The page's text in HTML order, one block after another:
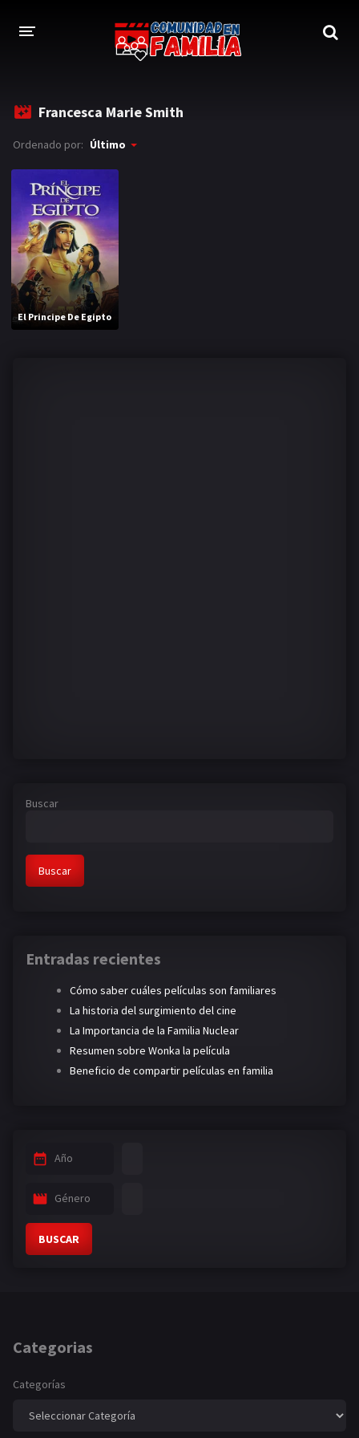
LOGIN
Francesca Marie Smith
Ordenado por: Último
El Principe De Egipto
Buscar
Buscar
Entradas recientes
Cómo saber cuáles películas son familiares
La historia del surgimiento del cine
La Importancia de la Familia Nuclear
Resumen sobre Wonka la película
Beneficio de compartir películas en familia
Año
Género
BUSCAR
Categorias
Categorías